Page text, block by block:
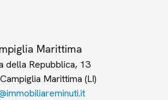
Marittima
della Repubblica, 13
Marittima (LI)